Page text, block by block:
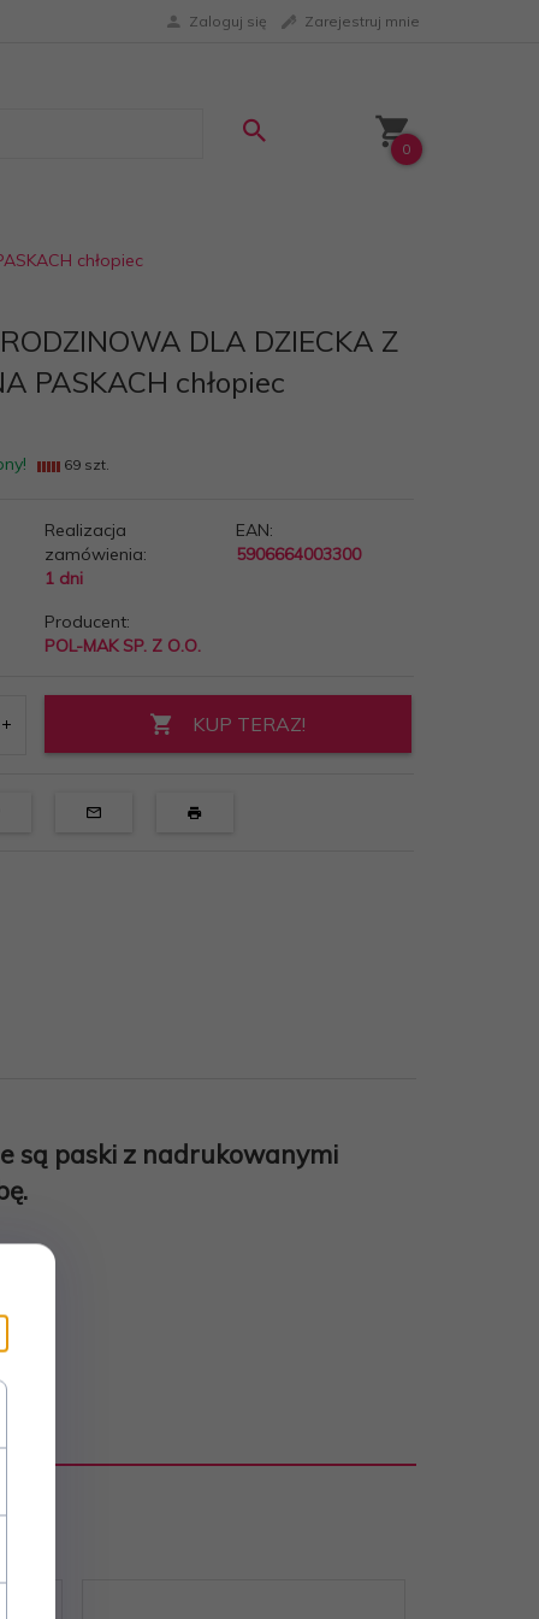
Zaloguj się Zarejestruj mnie
0
chłopiec
DLA DZIECKA Z
PASKACH chłopiec
69 szt.
Realizacja
zamówienia:
1 dni
EAN:
5906664003300
Producent:
POL-MAK SP. Z O.O.
KUP TERAZ!
są paski z nadrukowanymi